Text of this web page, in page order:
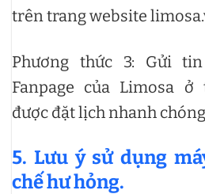
trên trang website
Phương thức 3: Gửi
Fanpage của Limosa ở
được đặt lịch nhanh
5. Lưu ý sử dụng
chế hư hỏng.